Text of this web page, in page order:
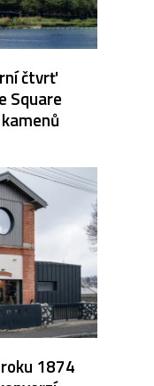
čtvrť
Square
1874